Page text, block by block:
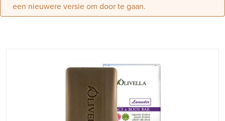
een nieuwere versie om door te gaan.